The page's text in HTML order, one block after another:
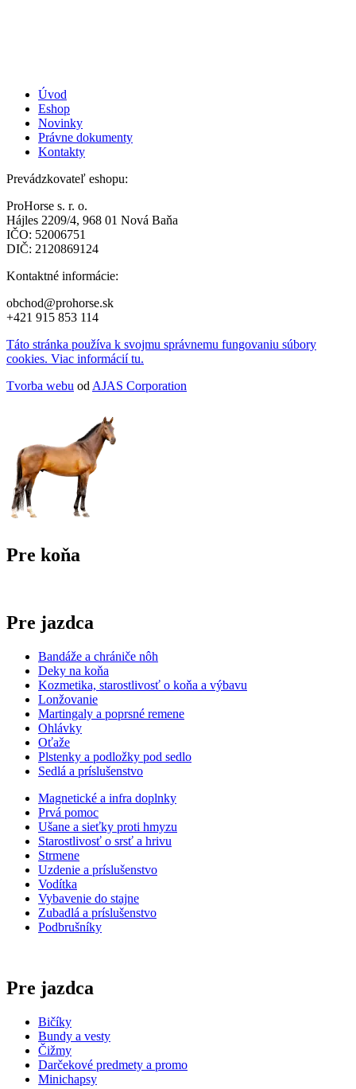
Úvod
Eshop
Novinky
Právne dokumenty
Kontakty
Prevádzkovateľ eshopu:
ProHorse s. r. o.
Hájles 2209/4, 968 01 Nová Baňa
IČO: 52006751
DIČ: 2120869124
Kontaktné informácie:
obchod@prohorse.sk
+421 915 853 114
Táto stránka používa k svojmu správnemu fungovaniu súbory
cookies. Viac informácií tu.
Tvorba webu od AJAS Corporation
Pre koňa
Pre jazdca
Bandáže a chrániče nôh
Deky na koňa
Kozmetika, starostlivosť o koňa a výbavu
Lonžovanie
Martingaly a poprsné remene
Ohlávky
Oťaže
Plstenky a podložky pod sedlo
Sedlá a príslušenstvo
Magnetické a infra doplnky
Prvá pomoc
Ušane a sieťky proti hmyzu
Starostlivosť o srsť a hrivu
Strmene
Uzdenie a príslušenstvo
Vodítka
Vybavenie do stajne
Zubadlá a príslušenstvo
Podbrušníky
Pre jazdca
Bičíky
Bundy a vesty
Čižmy
Darčekové predmety a promo
Minichapsy